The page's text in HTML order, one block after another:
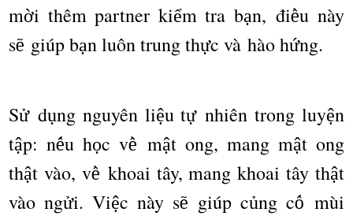
mời thêm partner kiểm tra bạn, điều này
sẽ giúp bạn luôn trung thực và hào hứng.
Sử dụng nguyên liệu tự nhiên trong luyện
tập: nếu học về mật ong, mang mật ong
thật vào, về khoai tây, mang khoai tây thật
vào ngửi. Việc này sẽ giúp củng cố mùi